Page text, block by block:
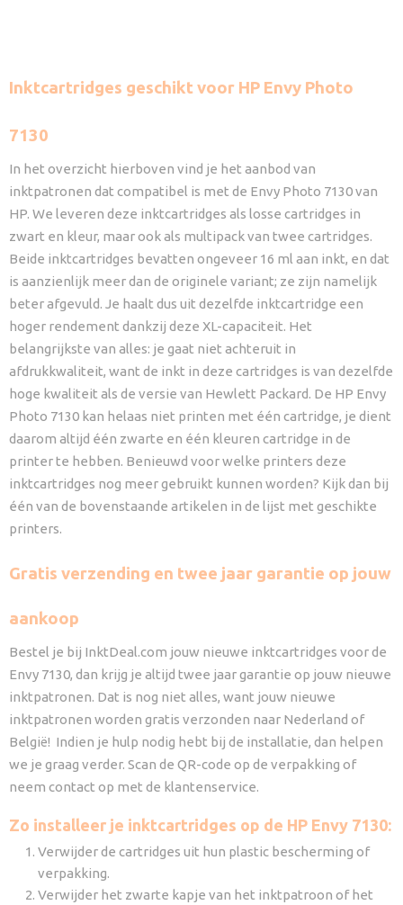
Inktcartridges geschikt voor HP Envy Photo
7130
In het overzicht hierboven vind je het aanbod van
inktpatronen dat compatibel is met de Envy Photo 7130 van
HP. We leveren deze inktcartridges als losse cartridges in
zwart en kleur, maar ook als multipack van twee cartridges.
Beide inktcartridges bevatten ongeveer 16 ml aan inkt, en dat
is aanzienlijk meer dan de originele variant; ze zijn namelijk
beter afgevuld. Je haalt dus uit dezelfde inktcartridge een
hoger rendement dankzij deze XL-capaciteit. Het
belangrijkste van alles: je gaat niet achteruit in
afdrukkwaliteit, want de inkt in deze cartridges is van dezelfde
hoge kwaliteit als de versie van Hewlett Packard. De HP Envy
Photo 7130 kan helaas niet printen met één cartridge, je dient
daarom altijd één zwarte en één kleuren cartridge in de
printer te hebben. Benieuwd voor welke printers deze
inktcartridges nog meer gebruikt kunnen worden? Kijk dan bij
één van de bovenstaande artikelen in de lijst met geschikte
printers.
Gratis verzending en twee jaar garantie op jouw
aankoop
Bestel je bij InktDeal.com jouw nieuwe inktcartridges voor de
Envy 7130, dan krijg je altijd twee jaar garantie op jouw nieuwe
inktpatronen. Dat is nog niet alles, want jouw nieuwe
inktpatronen worden gratis verzonden naar Nederland of
België! Indien je hulp nodig hebt bij de installatie, dan helpen
we je graag verder. Scan de QR-code op de verpakking of
neem contact op met de klantenservice.
Zo installeer je inktcartridges op de HP Envy 7130:
Verwijder de cartridges uit hun plastic bescherming of
verpakking.
Verwijder het zwarte kapje van het inktpatroon of het